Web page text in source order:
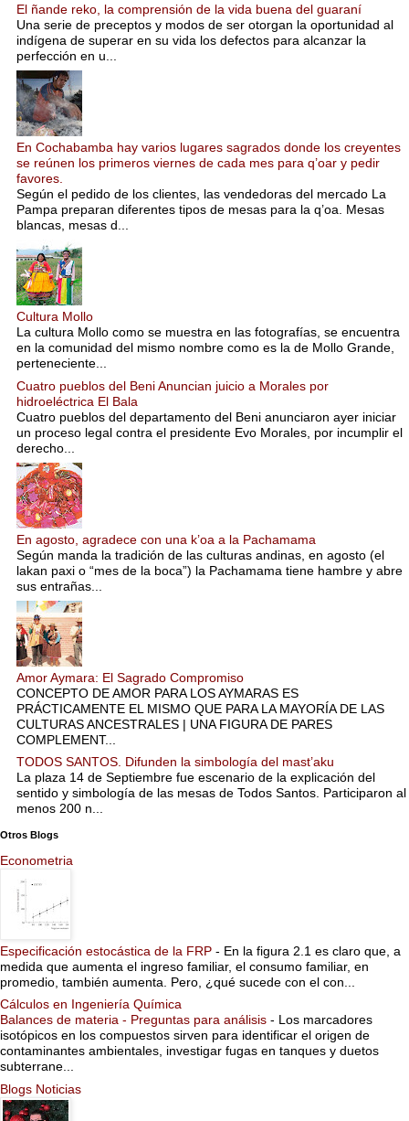
El ñande reko, la comprensión de la vida buena del guaraní
Una serie de preceptos y modos de ser otorgan la oportunidad al
indígena de superar en su vida los defectos para alcanzar la
perfección en u...
En Cochabamba hay varios lugares sagrados donde los creyentes
se reúnen los primeros viernes de cada mes para q’oar y pedir
favores.
Según el pedido de los clientes, las vendedoras del mercado La
Pampa preparan diferentes tipos de mesas para la q’oa. Mesas
blancas, mesas d...
Cultura Mollo
La cultura Mollo como se muestra en las fotografías, se encuentra
en la comunidad del mismo nombre como es la de Mollo Grande,
perteneciente...
Cuatro pueblos del Beni Anuncian juicio a Morales por
hidroeléctrica El Bala
Cuatro pueblos del departamento del Beni anunciaron ayer iniciar
un proceso legal contra el presidente Evo Morales, por incumplir el
derecho...
En agosto, agradece con una k’oa a la Pachamama
Según manda la tradición de las culturas andinas, en agosto (el
lakan paxi o “mes de la boca”) la Pachamama tiene hambre y abre
sus entrañas...
Amor Aymara: El Sagrado Compromiso
CONCEPTO DE AMOR PARA LOS AYMARAS ES
PRÁCTICAMENTE EL MISMO QUE PARA LA MAYORÍA DE LAS
CULTURAS ANCESTRALES | UNA FIGURA DE PARES
COMPLEMENT...
TODOS SANTOS. Difunden la simbología del mast’aku
La plaza 14 de Septiembre fue escenario de la explicación del
sentido y simbología de las mesas de Todos Santos. Participaron al
menos 200 n...
Otros Blogs
Econometria
Especificación estocástica de la FRP - En la figura 2.1 es claro que, a
medida que aumenta el ingreso familiar, el consumo familiar, en
promedio, también aumenta. Pero, ¿qué sucede con el con...
Cálculos en Ingeniería Química
Balances de materia - Preguntas para análisis - Los marcadores
isotópicos en los compuestos sirven para identificar el origen de
contaminantes ambientales, investigar fugas en tanques y duetos
subterrane...
Blogs Noticias